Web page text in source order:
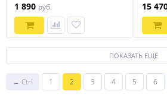
1 890 руб. 15
ПОКАЗАТЬ ЕЩЁ
← Ctrl 1 2 3 4 5 6